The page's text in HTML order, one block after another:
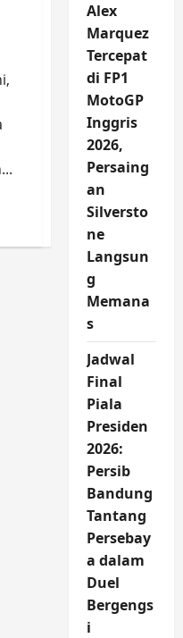
Alex
Marquez
Tercepat
di FP1
MotoGP
Inggris
2026,
Persaing
an
Silversto
ne
Langsun
g
Memana
s
Jadwal
Final
Piala
Presiden
2026:
Persib
Bandung
Tantang
Persebay
a dalam
Duel
Bergengs
i